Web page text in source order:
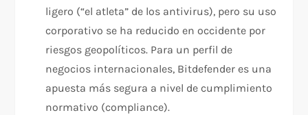
ligero (“el atleta” de los antivirus), pero su uso
corporativo se ha reducido en occidente por
riesgos geopolíticos. Para un perfil de
negocios internacionales, Bitdefender es una
apuesta más segura a nivel de cumplimiento
normativo (compliance).​